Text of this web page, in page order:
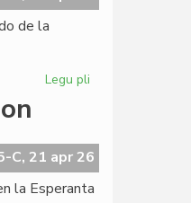
al
de la
Legu pli
produkto:
oboloj
kaj
C, 21 apr 26
la Esperanta